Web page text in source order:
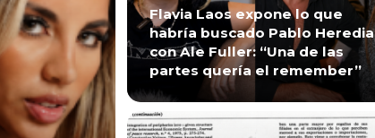
Flavia Laos expone lo que
habría buscado Pablo Heredia
con Ale Fuller: “Una de las
partes quería el remember”